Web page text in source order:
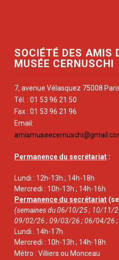
SOCIÉTÉ DES AMIS
MUSÉE CERNUSCHI
7, avenue Vélasquez 75008
Tél. : 01 53 96 21 50
Fax : 01 53 96 21 96
Email:
Permanence du secrétariat :
Lundi : 12h-13h ; 14h-18h
Mercredi : 10h-13h ; 14h-16h
Permanence du secrétariat
(semaines du 06/10/25 ; 10/11/
09/02/26 ; 09/03/26 ; 06/04/26
Lundi : 14h-17h
Mercredi : 10h-13h ; 14h-18h
Métro : Villiers ou Monceau